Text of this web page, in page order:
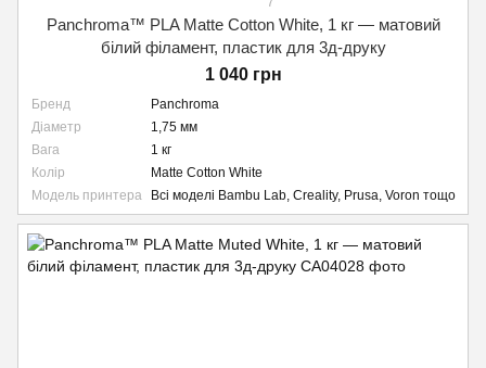
Panchroma™ PLA Matte Cotton White, 1 кг — матовий
білий філамент, пластик для 3д-друку
1 040 грн
Бренд
Panchroma
Діаметр
1,75 мм
Вага
1 кг
Колір
Matte Cotton White
Модель принтера
Всі моделі Bambu Lab, Creality, Prusa, Voron тощо